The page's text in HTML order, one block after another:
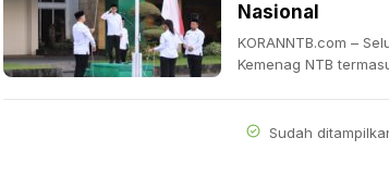
Nasional
KORANNTB.com –
Kemenag NTB
Sudah